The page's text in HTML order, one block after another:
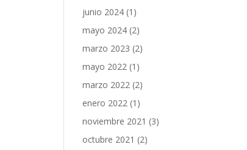
junio 2024(1)
mayo 2024(2)
marzo 2023 (2)
mayo 2022(1)
marzo 2022(2)
enero 2022(1)
noviembre 2021 (3)
octubre 2021 (2)